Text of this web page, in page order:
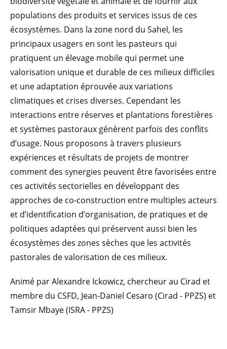
populations des produits et services issus de ces
écosystèmes. Dans la zone nord du Sahel, les
principaux usagers en sont les pasteurs qui
pratiquent un élevage mobile qui permet une
valorisation unique et durable de ces milieux difficiles
et une adaptation éprouvée aux variations
climatiques et crises diverses. Cependant les
interactions entre réserves et plantations forestières
et systèmes pastoraux génèrent parfois des conflits
d’usage. Nous proposons à travers plusieurs
expériences et résultats de projets de montrer
comment des synergies peuvent être favorisées entre
ces activités sectorielles en développant des
approches de co-construction entre multiples acteurs
et d’identification d’organisation, de pratiques et de
politiques adaptées qui préservent aussi bien les
écosystèmes des zones sèches que les activités
pastorales de valorisation de ces milieux.
Animé par Alexandre Ickowicz, chercheur au Cirad et
membre du CSFD, Jean-Daniel Cesaro (Cirad - PPZS) et
Tamsir Mbaye (ISRA - PPZS)